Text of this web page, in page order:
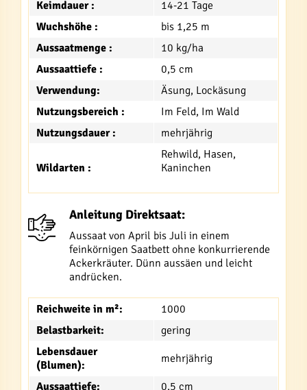
Keimdauer :
14-21 Tage
Wuchshöhe :
bis 1,25 m
Aussaatmenge :
10 kg/ha
Aussaattiefe :
0,5 cm
Verwendung:
Äsung, Lockäsung
Nutzungsbereich :
Im Feld, Im Wald
Nutzungsdauer :
mehrjährig
Wildarten :
Rehwild, Hasen,
Kaninchen
Anleitung Direktsaat:
Aussaat von April bis Juli in einem
feinkörnigen Saatbett ohne konkurrierende
Ackerkräuter. Dünn aussäen und leicht
andrücken.
Reichweite in m²:
1000
Belastbarkeit:
gering
Lebensdauer
(Blumen):
mehrjährig
Aussaattiefe:
0,5 cm